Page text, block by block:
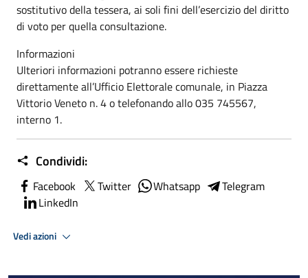
sostitutivo della tessera, ai soli fini dell’esercizio del diritto
di voto per quella consultazione.
Informazioni
Ulteriori informazioni potranno essere richieste
direttamente all’Ufficio Elettorale comunale, in Piazza
Vittorio Veneto n. 4 o telefonando allo 035 745567,
interno 1.
Condividi:
Facebook Twitter Whatsapp
Telegram
LinkedIn
Vedi azioni